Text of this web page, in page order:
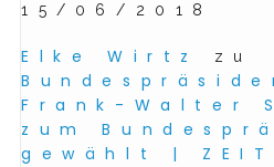
15/06/2018
Elke Wirtz zu
Frank-Walter
zum
gewählt | ZEIT